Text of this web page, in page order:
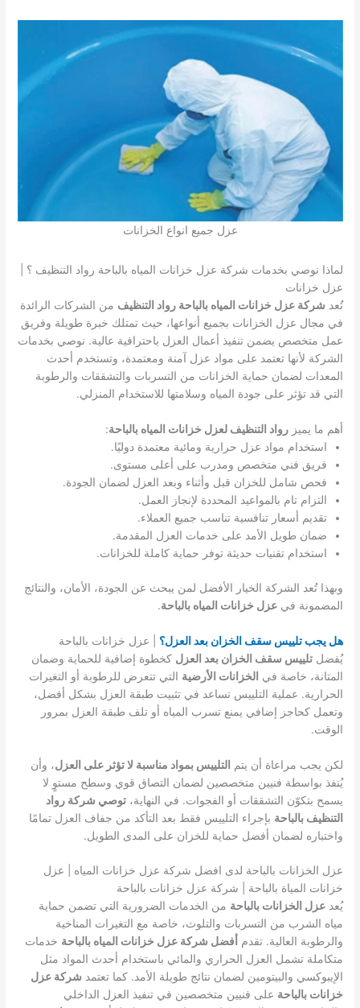
عزل جميع انواع الخزانات
لماذا نوصي بخدمات شركة عزل خزانات المياه بالباحة رواد التنظيف ؟ |
عزل خزانات
تُعد شركة عزل خزانات المياه بالباحة رواد التنظيف من الشركات الرائدة
في مجال عزل الخزانات بجميع أنواعها، حيث تمتلك خبرة طويلة وفريق
عمل متخصص يضمن تنفيذ أعمال العزل باحترافية عالية. نوصي بخدمات
الشركة لأنها تعتمد على مواد عزل آمنة ومعتمدة، وتستخدم أحدث
المعدات لضمان حماية الخزانات من التسربات والتشققات والرطوبة
التي قد تؤثر على جودة المياه وسلامتها للاستخدام المنزلي.
أهم ما يميزرواد التنظيف لعزل خزانات المياه بالباحة:
استخدام مواد عزل حرارية ومائية معتمدة دوليًا.
فريق فني متخصص ومدرب على أعلى مستوى.
فحص شامل للخزان قبل وأثناء وبعد العزل لضمان الجودة.
التزام تام بالمواعيد المحددة لإنجاز العمل.
تقديم أسعار تنافسية تناسب جميع العملاء.
ضمان طويل الأمد على خدمات العزل المقدمة.
استخدام تقنيات حديثة توفر حماية كاملة للخزانات.
وبهذا تُعد الشركة الخيار الأفضل لمن يبحث عن الجودة، الأمان، والنتائج
المضمونة فيعزل خزانات المياه بالباحة.
هل يجب تلييس سقف الخزان بعد العزل؟ | عزل خزانات بالباحة
يُفضلتلييس سقف الخزان بعد العزل كخطوة إضافية للحماية وضمان
المتانة، خاصة في الخزانات الأرضية التي تتعرض للرطوبة أو التغيرات
الحرارية. عملية التلييس تساعد في تثبيت طبقة العزل بشكل أفضل،
وتعمل كحاجز إضافي يمنع تسرب المياه أو تلف طبقة العزل بمرور
الوقت.
لكن يجب مراعاة أن يتم التلييس بمواد مناسبة لا تؤثر على العزل، وأن
يُنفذ بواسطة فنيين متخصصين لضمان التصاق قوي وسطح مستوٍ لا
يسمح بتكوّن التشققات أو الفجوات. في النهاية،توصي شركة رواد
التنظيف بالباحة بإجراء التلييس فقط بعد التأكد من جفاف العزل تمامًا
واختباره لضمان أفضل حماية للخزان على المدى الطويل.
عزل الخزانات بالباحة لدى افضل شركة عزل خزانات المياه | عزل
خزانات المياة بالباحة | شركة عزل خزانات بالباحة
يُعدعزل الخزانات بالباحة من الخدمات الضرورية التي تضمن حماية
مياه الشرب من التسربات والتلوث، خاصة مع التغيرات المناخية
والرطوبة العالية. تقدم أفضل شركة عزل خزانات المياه بالباحة خدمات
متكاملة تشمل العزل الحراري والمائي باستخدام أحدث المواد مثل
الإيبوكسي والبيتومين لضمان نتائج طويلة الأمد. كما تعتمد شركة عزل
خزانات بالباحة على فنيين متخصصين في تنفيذ العزل الداخلي